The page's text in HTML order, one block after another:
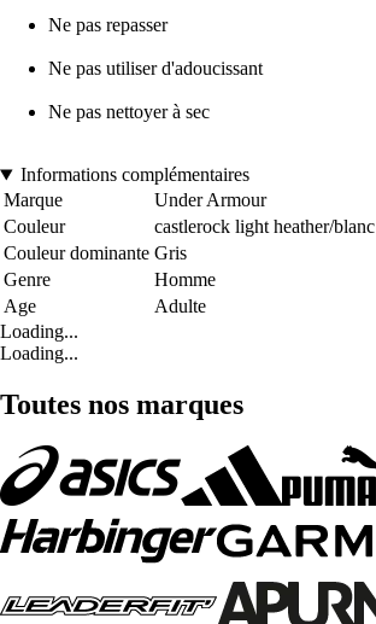
Ne pas repasser
Ne pas utiliser d'adoucissant
Ne pas nettoyer à sec
Informations complémentaires
Marque
Under Armour
Couleur
castlerock light heather/blanc
Couleur dominante Gris
Genre
Homme
Age
Adulte
Loading...
Loading...
Toutes nos marques